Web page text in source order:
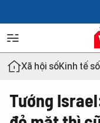
Xã hội sốKinh tế số
Tướng